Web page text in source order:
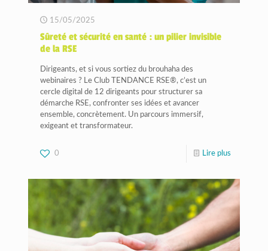
15/05/2025
Sûreté et sécurité en santé : un pilier invisible
de la RSE
Dirigeants, et si vous sortiez du brouhaha des
webinaires ? Le Club TENDANCE RSE®, c’est un
cercle digital de 12 dirigeants pour structurer sa
démarche RSE, confronter ses idées et avancer
ensemble, concrètement. Un parcours immersif,
exigeant et transformateur.
0 Lire plus